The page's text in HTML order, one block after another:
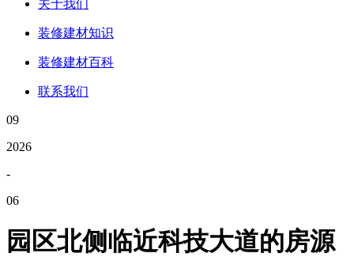
关于我们
装修建材知识
装修建材百科
联系我们
09
2026
-
06
园区北侧临近科技大道的房源